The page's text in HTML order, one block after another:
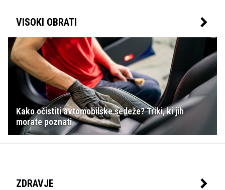
VISOKI OBRATI
Kako očistiti avtomobilske sedeže? Triki, ki jih
morate poznati
ZDRAVJE